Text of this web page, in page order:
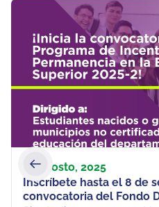
25 agosto, 2025
Inscríbete hasta el 8 de
convocatoria del Fondo